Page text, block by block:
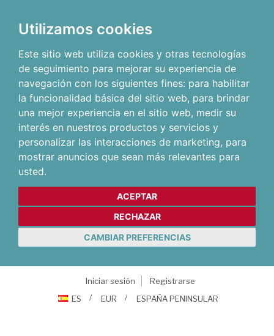
Utilizamos cookies
Este sitio web utiliza cookies y otras tecnologías
de seguimiento para mejorar su experiencia de
navegación con los siguientes fines: para habilitar
la funcionalidad básica del sitio web, para brindar
una mejor experiencia en el sitio web, medir su
interés en nuestros productos y servicios y
personalizar las interacciones de marketing, para
mostrar anuncios que sean más relevantes para
usted.
ACEPTAR
RECHAZAR
CAMBIAR PREFERENCIAS
Iniciar sesión
Registrarse
ES
EUR ESPAÑA PENINSULAR